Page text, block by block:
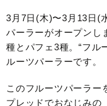
3月7日(木)〜3月13日(
パーラーがオープンし
種とパフェ3種。“フル
ルーツパーラーです。
このフルーツパーラー
プレッドでおなじみの